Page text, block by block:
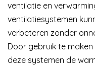
ventilatie en
ventilatiesystemen
verbeteren zonder
Door gebruik te
deze systemen de